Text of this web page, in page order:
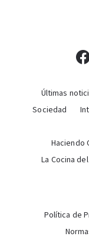
Últimas
Sociedad
Haciendo
La Cocina
Política de